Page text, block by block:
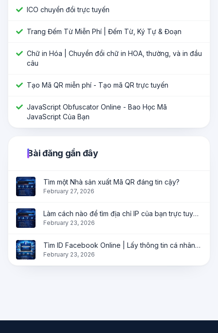
ICO chuyển đổi trực tuyến
Trang Đếm Từ Miễn Phí | Đếm Từ, Ký Tự & Đoạn
Chữ in Hóa | Chuyển đổi chữ in HOA, thường, và in đầu
câu
Tạo Mã QR miễn phí - Tạo mã QR trực tuyến
JavaScript Obfuscator Online - Bao Học Mã
JavaScript Của Bạn
Bài đăng gần đây
Tìm một Nhà sản xuất Mã QR đáng tin cậy?
February 27, 2026
Làm cách nào để tìm địa chỉ IP của bạn trực tuyến ngay lập tức?
February 23, 2026
Tìm ID Facebook Online | Lấy thông tin cá nhân, trang và nhóm ngay lập tức
February 23, 2026